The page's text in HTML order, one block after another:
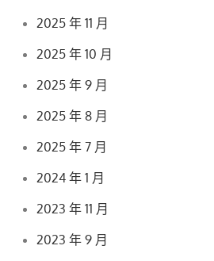
2025 年 11 月
2025 年 10 月
2025 年 9 月
2025 年 8 月
2025 年 7 月
2024 年 1 月
2023 年 11 月
2023 年 9 月